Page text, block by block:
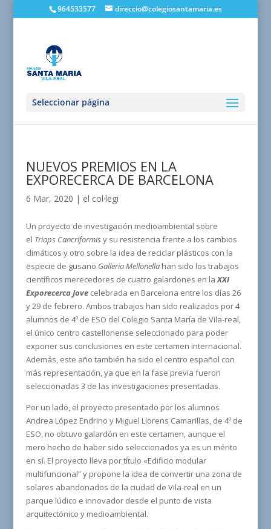
964533577 direccio@colegiosantamaria.es
Seleccionar página
NUEVOS PREMIOS EN LA
EXPORECERCA DE BARCELONA
6 Mar, 2020 | el col·legi
Un proyecto de investigación medioambiental sobre
el Triops Cancriformis y su resistencia frente a los cambios
climáticos y otro sobre la idea de reciclar plásticos con la
especie de gusano Galleria Mellonella han sido los trabajos
científicos merecedores de cuatro galardones en laXXI
Exporecerca Jove celebrada en Barcelona entre los días 26
y 29 de febrero. Ambos trabajos han sido realizados por 4
alumnos de 4º de ESO del Colegio Santa María de Vila-real,
el único centro castellonense seleccionado para poder
exponer sus conclusiones en este certamen internacional.
Además, este año también ha sido el centro español con
más representación, ya que en la fase previa fueron
seleccionadas 3 de las investigaciones presentadas.
Por un lado, el proyecto presentado por los alumnos
Andrea López Endrino y Miguel Llorens Camarillas, de 4º de
ESO, no obtuvo galardón en este certamen, aunque el
mero hecho de haber sido seleccionados ya es un mérito
en sí. El proyecto lleva por título «Edificio modular
multifuncional” y propone la idea de convertir una zona de
solares abandonados de la ciudad de Vila-real en un
parque lúdico e innovador desde el punto de vista
arquitectónico y medioambiental.